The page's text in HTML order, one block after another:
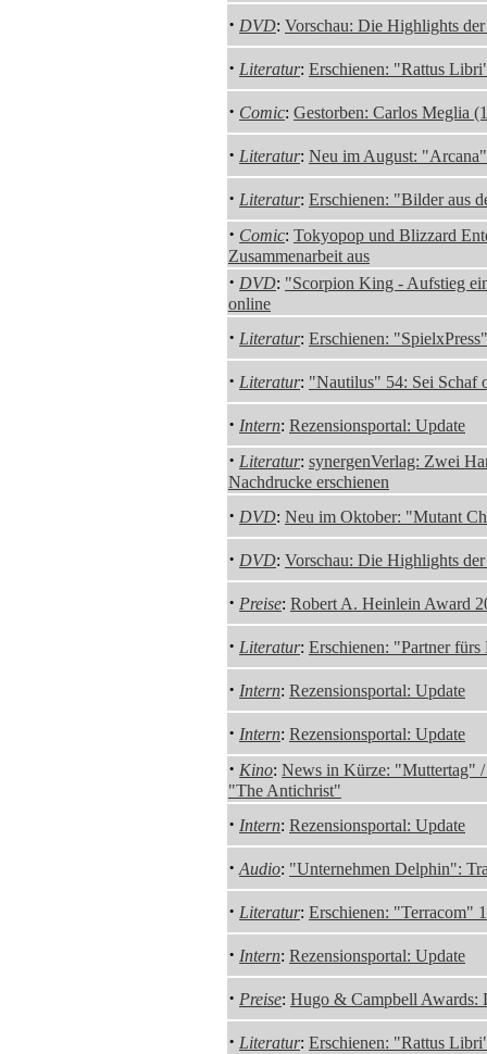
· DVD: Vorschau: Die Highlights
· Literatur: Erschienen: "Rattus
· Comic: Gestorben: Carlos Meglia
· Literatur: Neu im August:
· Literatur: Erschienen: "Bilder aus
· Comic: Tokyopop und Blizzard
Zusammenarbeit aus
· DVD: "Scorpion King - Aufstieg
online
· Literatur: Erschienen:
· Literatur: "Nautilus" 54: Sei Schaf
· Intern: Rezensionsportal: Update
· Literatur: synergenVerlag: Zwei
Nachdrucke erschienen
· DVD: Neu im Oktober: "Mutant
· DVD: Vorschau: Die Highlights
· Preise: Robert A. Heinlein Award
· Literatur: Erschienen: "Partner fürs
· Intern: Rezensionsportal: Update
· Intern: Rezensionsportal: Update
· Kino: News in Kürze: "Muttertag"
"The Antichrist"
· Intern: Rezensionsportal: Update
· Audio: "Unternehmen Delphin":
· Literatur: Erschienen: "Terracom"
· Intern: Rezensionsportal: Update
· Preise: Hugo & Campbell Awards:
· Literatur: Erschienen: "Rattus